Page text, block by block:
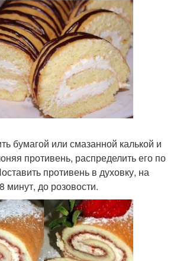
бумагой или смазанной калькой и
противень, распределить его по
противень в духовку, на
минут, до розовости.